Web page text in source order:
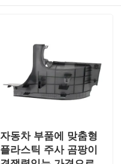
자동차 부품에 맞춤형
플라스틱 주사 곰팡이